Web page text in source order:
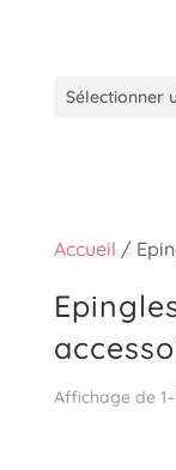
Sélectionner
Accueil /
Affichage de